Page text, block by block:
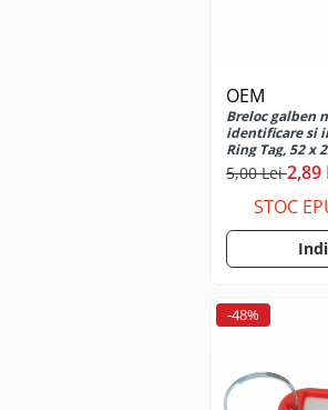
OEM
Breloc galben
identificare si
Ring Tag, 52 x
5,00 Lei2,89
STOC
-48%